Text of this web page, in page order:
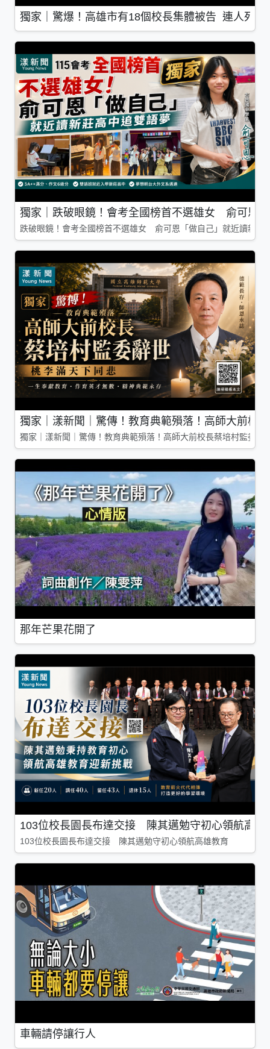
獨家｜驚爆！高雄市有18個校長集體被告 連人死了
獨家｜跌破眼鏡！會考全國榜首不選雄女 俞可恩
跌破眼鏡！會考全國榜首不選雄女 俞可恩「做自己」就近讀新莊
獨家｜漾新聞｜驚傳！教育典範殞落！高師大前校
獨家｜漾新聞｜驚傳！教育典範殞落！高師大前校長蔡培村監委
那年芒果花開了
103位校長園長布達交接 陳其邁勉守初心領航高雄
103位校長園長布達交接 陳其邁勉守初心領航高雄教育
車輛請停讓行人